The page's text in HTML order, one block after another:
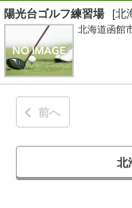
陽光台ゴルフ練習場 [北
北海道函館
前へ
北